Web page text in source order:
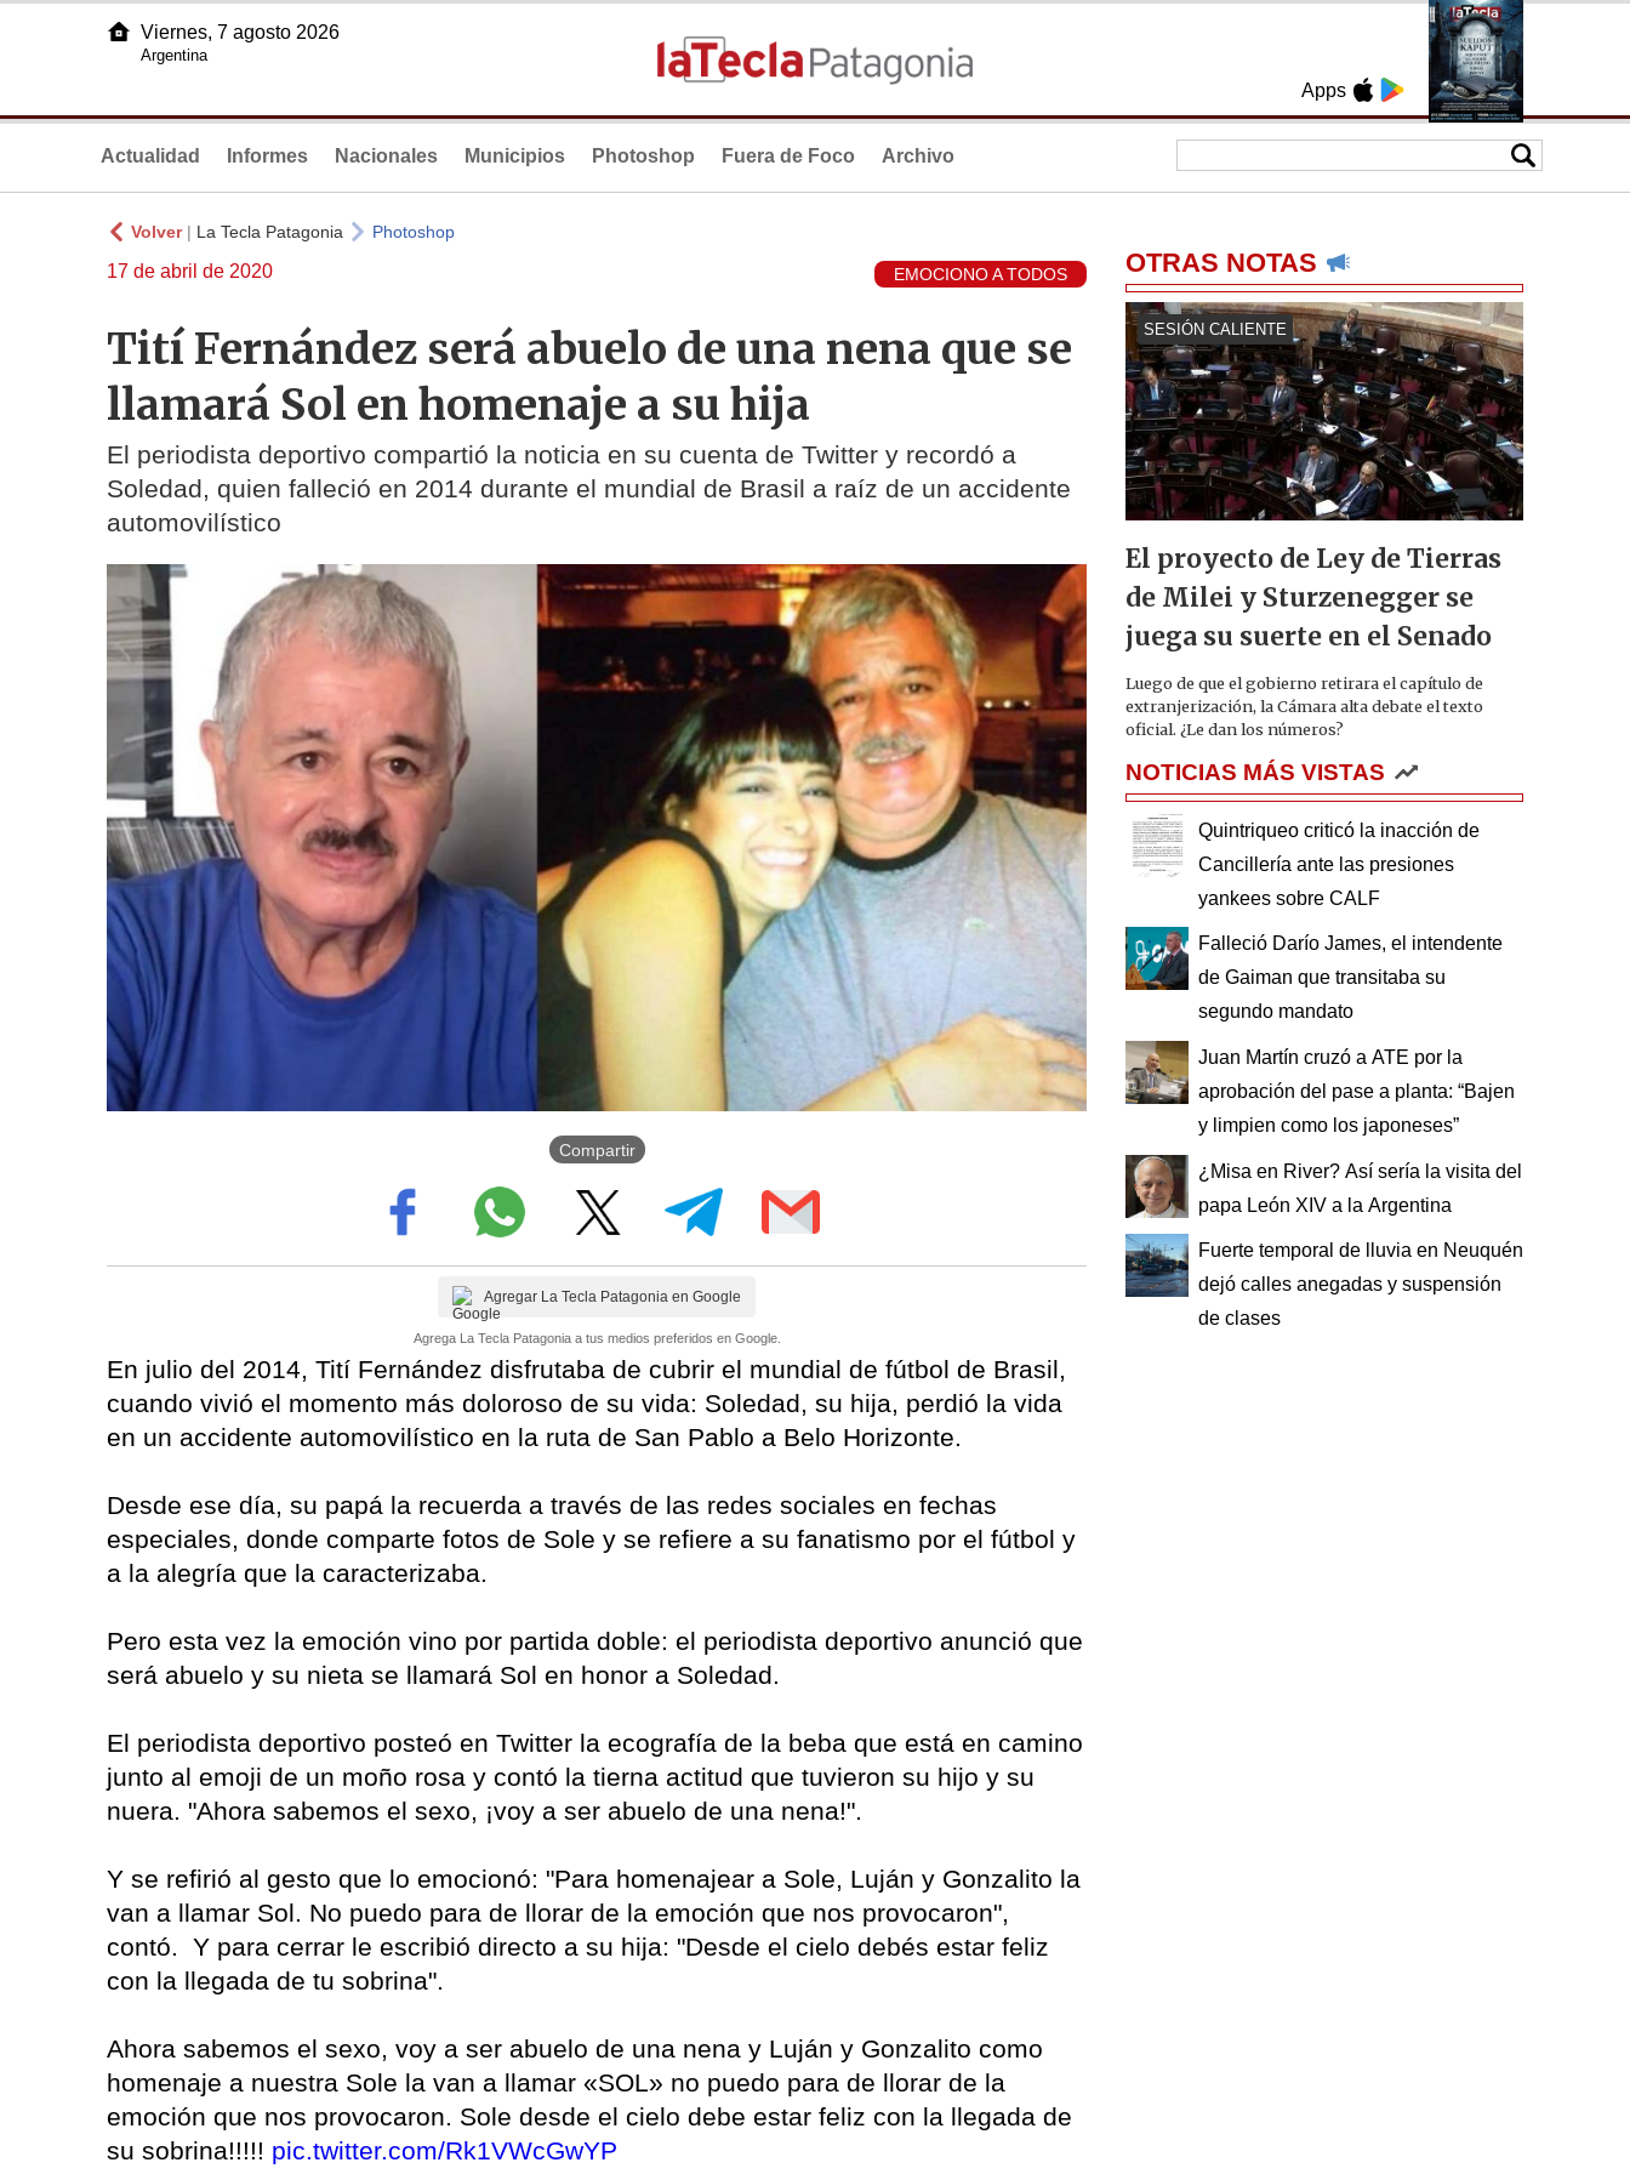
Apps
Viernes, 7 agosto 2026
Argentina
Actualidad Informes Nacionales Municipios Photoshop Fuera de Foco Archivo
Volver| La Tecla Patagonia Photoshop
17 de abril de 2020 EMOCIONO A TODOS
Tití Fernández será abuelo de una nena que se
llamará Sol en homenaje a su hija
El periodista deportivo compartió la noticia en su cuenta de Twitter y recordó a
Soledad, quien falleció en 2014 durante el mundial de Brasil a raíz de un accidente
automovilístico
Compartir
Agregar La Tecla Patagonia en Google
Agrega La Tecla Patagonia a tus medios preferidos en Google.
En julio del 2014, Tití Fernández disfrutaba de cubrir el mundial de fútbol de Brasil,
cuando vivió el momento más doloroso de su vida: Soledad, su hija, perdió la vida
en un accidente automovilístico en la ruta de San Pablo a Belo Horizonte.
Desde ese día, su papá la recuerda a través de las redes sociales en fechas
especiales, donde comparte fotos de Sole y se refiere a su fanatismo por el fútbol y
a la alegría que la caracterizaba.
Pero esta vez la emoción vino por partida doble: el periodista deportivo anunció que
será abuelo y su nieta se llamará Sol en honor a Soledad.
El periodista deportivo posteó en Twitter la ecografía de la beba que está en camino
junto al emoji de un moño rosa y contó la tierna actitud que tuvieron su hijo y su
nuera. "Ahora sabemos el sexo, ¡voy a ser abuelo de una nena!".
Y se refirió al gesto que lo emocionó: "Para homenajear a Sole, Luján y Gonzalito la
van a llamar Sol. No puedo para de llorar de la emoción que nos provocaron",
contó. Y para cerrar le escribió directo a su hija: "Desde el cielo debés estar feliz
con la llegada de tu sobrina".
Ahora sabemos el sexo, voy a ser abuelo de una nena y Luján y Gonzalito como
homenaje a nuestra Sole la van a llamar «SOL» no puedo para de llorar de la
emoción que nos provocaron. Sole desde el cielo debe estar feliz con la llegada de
su sobrina!!!!! pic.twitter.com/Rk1VWcGwYP
OTRAS NOTAS
SESIÓN CALIENTE
El proyecto de Ley de Tierras
de Milei y Sturzenegger se
juega su suerte en el Senado
Luego de que el gobierno retirara el capítulo de
extranjerización, la Cámara alta debate el texto
oficial. ¿Le dan los números?
NOTICIAS MÁS VISTAS
Quintriqueo criticó la inacción de
Cancillería ante las presiones
yankees sobre CALF
Falleció Darío James, el intendente
de Gaiman que transitaba su
segundo mandato
Juan Martín cruzó a ATE por la
aprobación del pase a planta: “Bajen
y limpien como los japoneses”
¿Misa en River? Así sería la visita del
papa León XIV a la Argentina
Fuerte temporal de lluvia en Neuquén
dejó calles anegadas y suspensión
de clases